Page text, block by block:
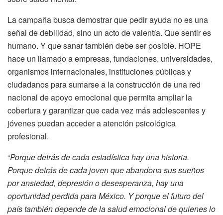
La campaña busca demostrar que pedir ayuda no es una
señal de debilidad, sino un acto de valentía. Que sentir es
humano. Y que sanar también debe ser posible. HOPE
hace un llamado a empresas, fundaciones, universidades,
organismos internacionales, instituciones públicas y
ciudadanos para sumarse a la construcción de una red
nacional de apoyo emocional que permita ampliar la
cobertura y garantizar que cada vez más adolescentes y
jóvenes puedan acceder a atención psicológica
profesional.
“Porque detrás de cada estadística hay una historia.
Porque detrás de cada joven que abandona sus sueños
por ansiedad, depresión o desesperanza, hay una
oportunidad perdida para México. Y porque el futuro del
país también depende de la salud emocional de quienes lo